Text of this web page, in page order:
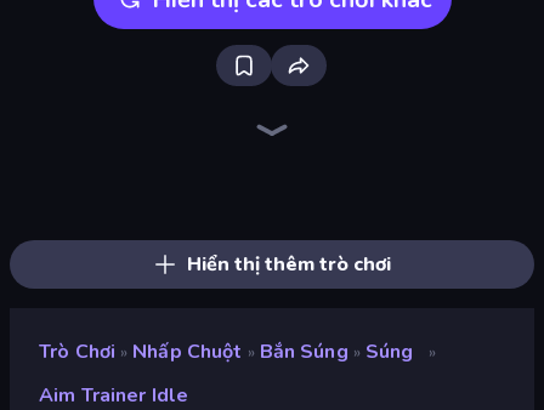
Hiển thị thêm trò chơi
Trò Chơi » Nhấp Chuột » Bắn Súng » Súng »
Aim Trainer Idle